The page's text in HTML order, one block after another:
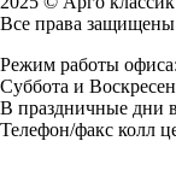
Все права защищены
Режим работы
Суббота и
В праздничные дни
Телефон/факс колл